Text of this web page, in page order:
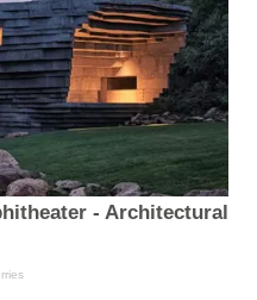
- Architectural